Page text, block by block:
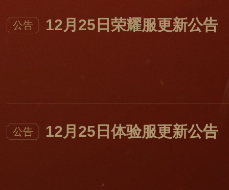
公告 12月25日荣耀服更新公告
公告 12月25日体验服更新公告